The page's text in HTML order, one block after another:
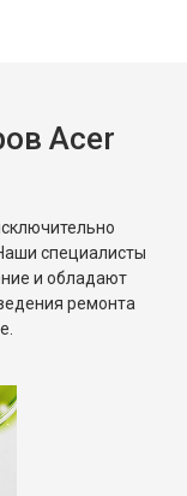
Acer
специалисты
и обладают
ремонта